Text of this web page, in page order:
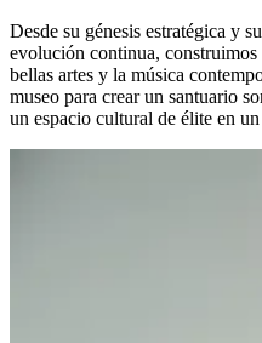
Desde su génesis estratégica y
evolución continua, construimos
bellas artes y la música
museo para crear un santuario
un espacio cultural de élite en